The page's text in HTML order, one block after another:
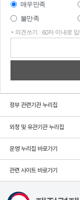
매우만족
불만족
* 의견쓰기 : 60자 이내로
정부 관련기관 누리집
외청 및 유관기관 누리집
운영 누리집 바로가기
관련 사이트 바로가기